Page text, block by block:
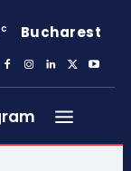
C Bucharest